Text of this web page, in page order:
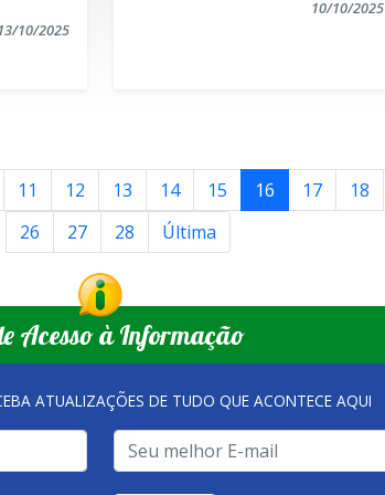
10/2025
10/10/2025
11 12 13 14 15 16 17 18
26
27 28 Última
Acesso à Informação
ATUALIZAÇÕES DE TUDO QUE ACONTECE AQUI